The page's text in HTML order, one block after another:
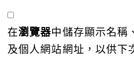
在瀏覽器中儲存顯示名稱
及個人網站網址，以供下